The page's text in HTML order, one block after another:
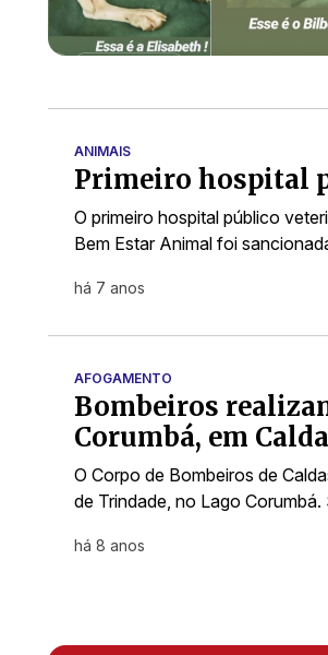
ANIMAIS
Primeiro hospital
O primeiro hospital público
Bem Estar Animal foi
há 7 anos
AFOGAMENTO
Bombeiros
Corumbá, em
O Corpo de Bombeiros de
de Trindade, no Lago
há 8 anos